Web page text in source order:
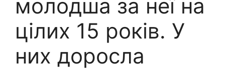
молодша за неї на
цілих 15 років. У
них доросла